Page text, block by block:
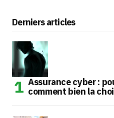
Derniers articles
Assurance cyber :
comment bien la